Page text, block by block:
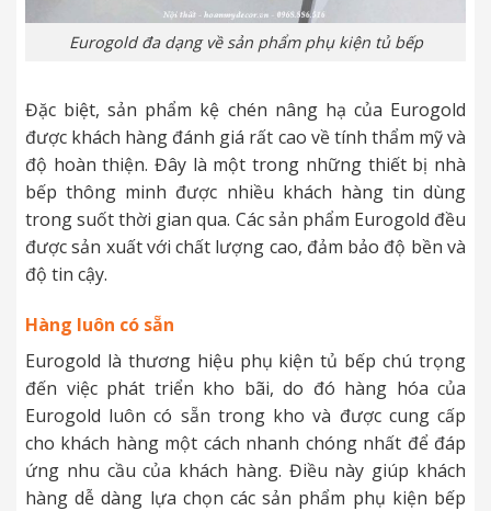
Eurogold đa dạng về sản phẩm phụ kiện tủ bếp
Đặc biệt, sản phẩm kệ chén nâng hạ của Eurogold
được khách hàng đánh giá rất cao về tính thẩm mỹ và
độ hoàn thiện. Đây là một trong những thiết bị nhà
bếp thông minh được nhiều khách hàng tin dùng
trong suốt thời gian qua. Các sản phẩm Eurogold đều
được sản xuất với chất lượng cao, đảm bảo độ bền và
độ tin cậy.
Hàng luôn có sẵn
Eurogold là thương hiệu phụ kiện tủ bếp chú trọng
đến việc phát triển kho bãi, do đó hàng hóa của
Eurogold luôn có sẵn trong kho và được cung cấp
cho khách hàng một cách nhanh chóng nhất để đáp
ứng nhu cầu của khách hàng. Điều này giúp khách
hàng dễ dàng lựa chọn các sản phẩm phụ kiện bếp